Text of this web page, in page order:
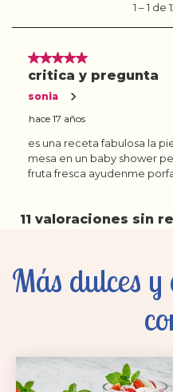
Más dulces y